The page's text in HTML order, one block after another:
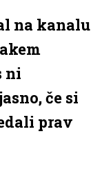
na kanalu
ni
če si
prav